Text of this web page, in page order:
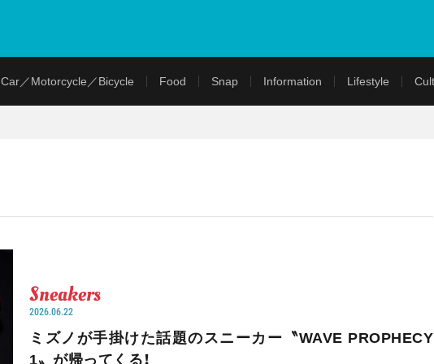
Car／Motorcycle／Bicycle Food Snap Information Lifestyle
Sneakers
2026.06.22
ミズノが手掛けた話題のスニーカー〝WAVE PROPHECY
1〟が帰ってくる！